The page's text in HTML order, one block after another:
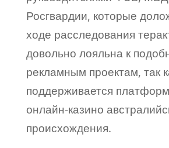
Росгвардии, которые
ходе расследования
довольно лояльна к
рекламным проектам, так
поддерживается
онлайн-казино
происхождения.